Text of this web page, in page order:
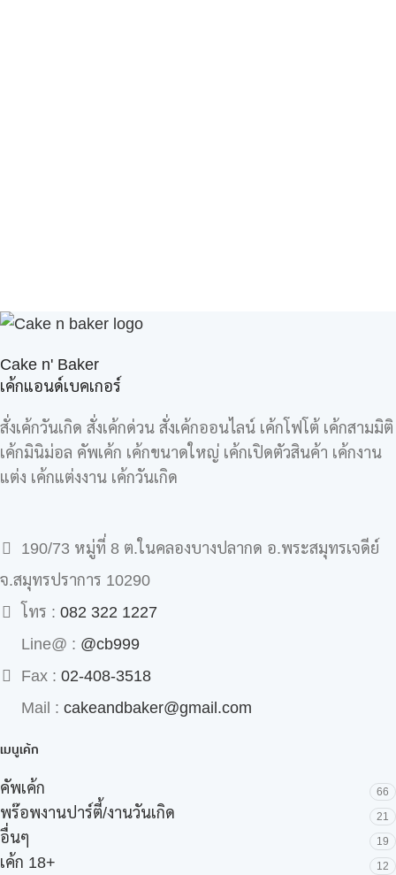
Cake n' Baker
เค้กแอนด์เบคเกอร์
สั่งเค้กวันเกิด สั่งเค้กด่วน สั่งเค้กออนไลน์ เค้กโฟโต้ เค้กสามมิติ
เค้กมินิม่อล คัพเค้ก เค้กขนาดใหญ่ เค้กเปิดตัวสินค้า เค้กงาน
แต่ง เค้กแต่งงาน เค้กวันเกิด
190/73 หมู่ที่ 8 ต.ในคลองบางปลากด อ.พระสมุทรเจดีย์
จ.สมุทรปราการ 10290
โทร : 082 322 1227
Line@ : @cb999
Fax : 02-408-3518
Mail : cakeandbaker@gmail.com
เมนูเค้ก
คัพเค้ก 66
พร๊อพงานปาร์ตี้/งานวันเกิด 21
อื่นๆ 19
เค้ก 18+ 12